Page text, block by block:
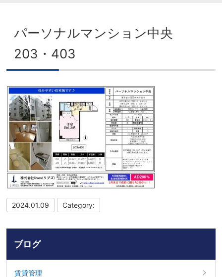
パーソナルマンション中央
203・403
2024.01.09 Category:
ブログ
賃貸管理